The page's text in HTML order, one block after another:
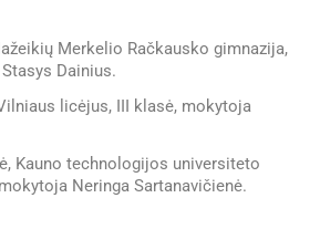
Merkelio Račkausko gimnazija,
Dainius.
licėjus, III klasė, mokytoja
Kauno technologijos universiteto
Neringa Sartanavičienė.